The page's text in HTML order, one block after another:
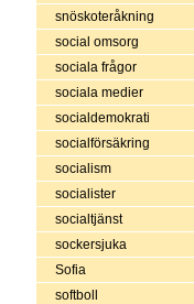
snöskoteråkning
social omsorg
sociala frågor
sociala medier
socialdemokrati
socialförsäkring
socialism
socialister
socialtjänst
sockersjuka
Sofia
softboll